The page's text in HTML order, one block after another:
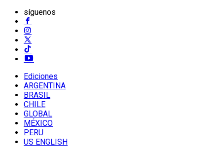
síguenos
Ediciones
ARGENTINA
BRASIL
CHILE
GLOBAL
MÉXICO
PERU
US ENGLISH